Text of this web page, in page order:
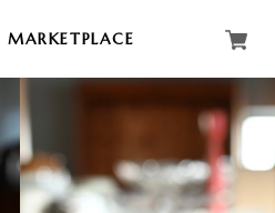
MARKETPLACE